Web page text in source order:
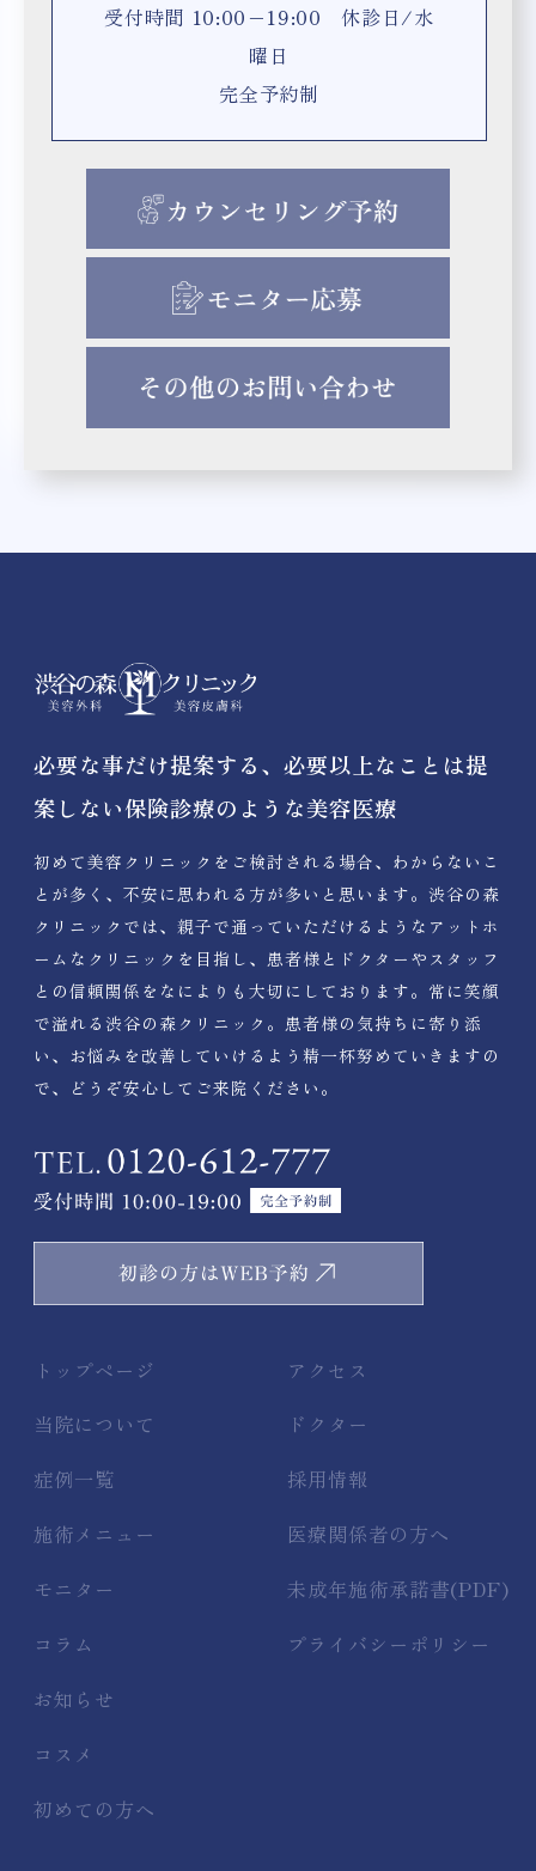
受付時間 10:00−19:00 休診日/水
曜日
完全予約制
必要な事だけ提案する、必要以上なことは提
案しない保険診療のような美容医療
初めて美容クリニックをご検討される場合、わからないこ
とが多く、不安に思われる方が多いと思います。渋谷の森
クリニックでは、親子で通っていただけるようなアットホ
ームなクリニックを目指し、患者様とドクターやスタッフ
との信頼関係をなによりも大切にしております。常に笑顔
で溢れる渋谷の森クリニック。患者様の気持ちに寄り添
い、お悩みを改善していけるよう精一杯努めていきますの
で、どうぞ安心してご来院ください。
トップページ
当院について
症例一覧
施術メニュー
モニター
コラム
お知らせ
コスメ
初めての方へ
アクセス
ドクター
採用情報
医療関係者の方へ
未成年施術承諾書(PDF)
プライバシーポリシー